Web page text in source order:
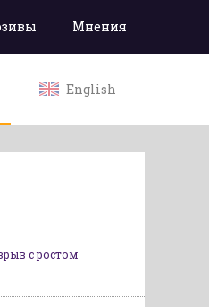
Мнения
English
с ростом